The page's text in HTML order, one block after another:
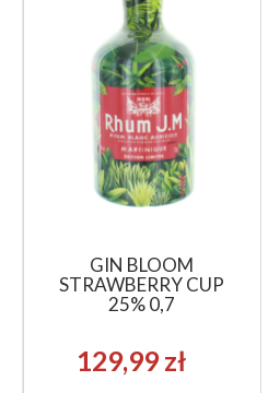
GIN BLOOM
STRAWBERRY CUP
25% 0,7
129,99 zł